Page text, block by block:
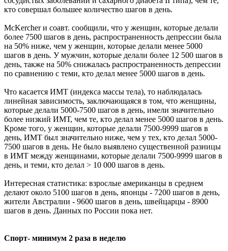
кто совершал большее количество шагов в день.
McKercher и соавт. сообщили, что у женщин, которые делали
более 7500 шагов в день, распространенность депрессии была
на 50% ниже, чем у женщин, которые делали менее 5000
шагов в день. У мужчин, которые делали более 12 500 шагов в
день, также на 50% снижалась распространенность депрессии
по сравнению с теми, кто делал менее 5000 шагов в день.
Что касается ИМТ (индекса массы тела), то наблюдалась
линейная зависимость, заключающаяся в том, что женщины,
которые делали 5000-7500 шагов в день, имели значительно
более низкий ИМТ, чем те, кто делал менее 5000 шагов в день.
Кроме того, у женщин, которые делали 7500-9999 шагов в
день, ИМТ был значительно ниже, чем у тех, кто делал 5000-
7500 шагов в день. Не было выявлено существенной разницы
в ИМТ между женщинами, которые делали 7500-9999 шагов в
день, и теми, кто делал > 10 000 шагов в день.
Интересная статистика: взрослые американцы в среднем
делают около 5100 шагов в день, японцы - 7200 шагов в день,
жители Австралии - 9600 шагов в день, швейцарцы - 8900
шагов в день. Данных по России пока нет.
Спорт- минимум 2 раза в неделю